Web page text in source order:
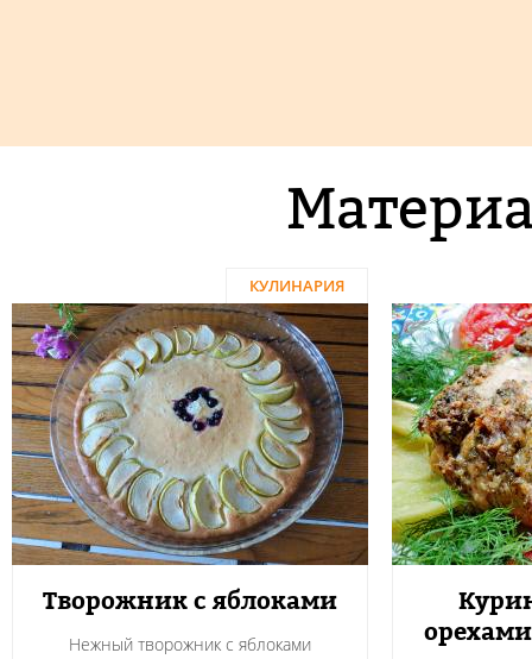
КУЛИНАРИЯ
Творожник с яблоками
Нежный творожник с яблоками